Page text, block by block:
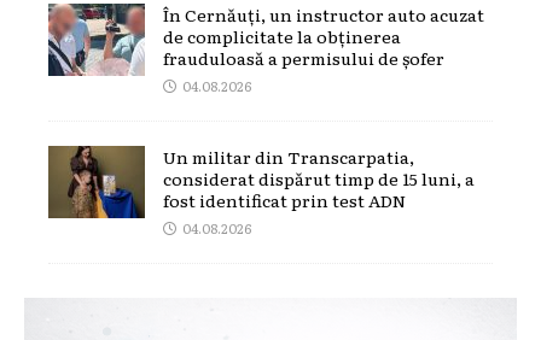
În Cernăuți, un instructor auto acuzat
de complicitate la obținerea
frauduloasă a permisului de șofer
04.08.2026
Un militar din Transcarpatia,
considerat dispărut timp de 15 luni, a
fost identificat prin test ADN
04.08.2026